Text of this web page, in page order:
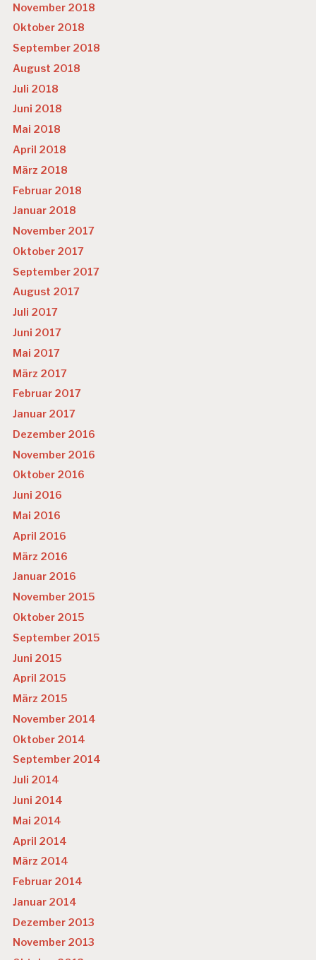
November 2018
Oktober 2018
September 2018
August 2018
Juli 2018
Juni 2018
Mai 2018
April 2018
März 2018
Februar 2018
Januar 2018
November 2017
Oktober 2017
September 2017
August 2017
Juli 2017
Juni 2017
Mai 2017
März 2017
Februar 2017
Januar 2017
Dezember 2016
November 2016
Oktober 2016
Juni 2016
Mai 2016
April 2016
März 2016
Januar 2016
November 2015
Oktober 2015
September 2015
Juni 2015
April 2015
März 2015
November 2014
Oktober 2014
September 2014
Juli 2014
Juni 2014
Mai 2014
April 2014
März 2014
Februar 2014
Januar 2014
Dezember 2013
November 2013